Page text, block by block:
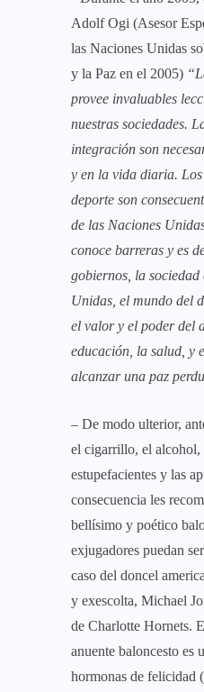
Adolf Ogi (Asesor
las Naciones Unidas
y la Paz en el 2005)
provee invaluables
nuestras sociedades.
integración son
y en la vida diaria.
deporte son
de las Naciones
conoce barreras y es
gobiernos, la
Unidas, el mundo del
el valor y el poder del
educación, la salud, y
alcanzar una paz
– De modo ulterior,
el cigarrillo, el alcohol,
estupefacientes y las
consecuencia les
bellísimo y poético
exjugadores puedan
caso del doncel
y exescolta, Michael
de Charlotte Hornets.
anuente baloncesto es
hormonas de felicidad